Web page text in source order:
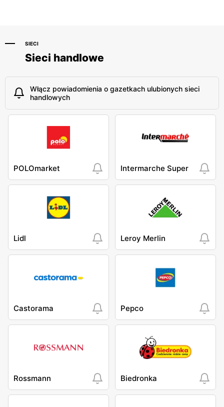
SIECI
Sieci handlowe
Włącz powiadomienia o gazetkach ulubionych sieci
handlowych
POLOmarket Intermarche Super
Lidl Leroy Merlin
Castorama Pepco
Rossmann Biedronka